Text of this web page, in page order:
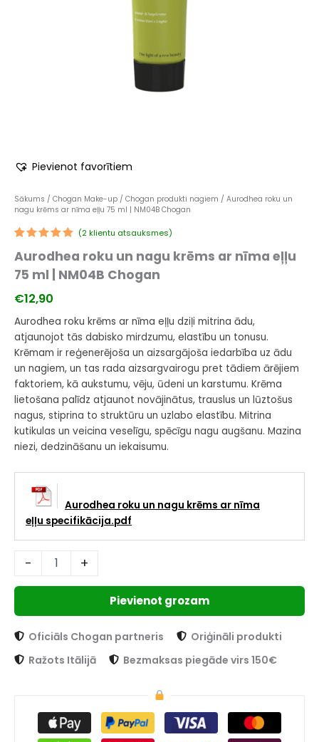
Pievienot favorītiem
Sākums / Chogan Make-up / Chogan produkti nagiem / Aurodhea roku un
nagu krēms ar nīma eļļu 75 ml | NM04B Chogan
5.00no 5
balstoties
pircēju
(2klientu atsauksmes)
Aurodhea roku un nagu krēms ar nīma eļļu
75 ml | NM04B Chogan
€12,90
Aurodhea roku krēms ar nīma eļļu dziļi mitrina ādu,
atjaunojot tās dabisko mirdzumu, elastību un tonusu.
Krēmam ir reģenerējoša un aizsargājoša iedarbība uz ādu
un nagiem, un tas rada aizsargvairogu pret tādiem ārējiem
faktoriem, kā aukstumu, vēju, ūdeni un karstumu. Krēma
lietošana palīdz atjaunot novājinātus, trauslus un lūztošus
nagus, stiprina to struktūru un uzlabo elastību. Mitrina
kutikulas un veicina veselīgu, spēcīgu nagu augšanu. Mazina
niezi, dedzināšanu un iekaisumu.
Aurodhea roku un nagu krēms ar nīma
eļļu specifikācija.pdf
- +
Pievienot grozam
Oficiāls Chogan partneris
Oriģināli produkti
Ražots Itālijā
Bezmaksas piegāde virs 150€